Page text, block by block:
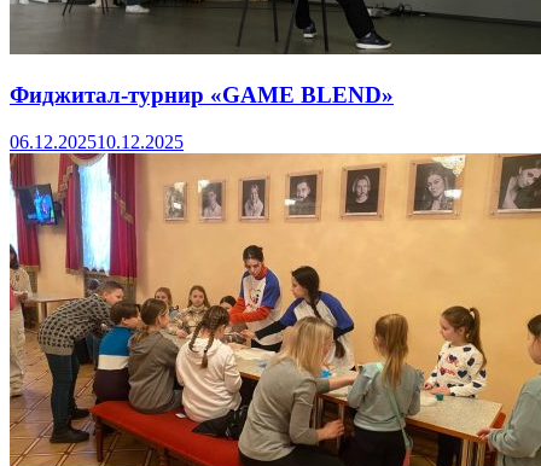
Фиджитал-турнир «GAME BLEND»
06.12.202510.12.2025